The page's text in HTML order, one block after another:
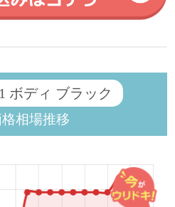
ボディ ブラック
相場推移